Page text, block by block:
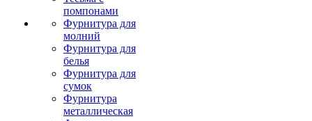
помпонами
Фурнитура для
молний
Фурнитура для
белья
Фурнитура для
сумок
Фурнитура
металлическая